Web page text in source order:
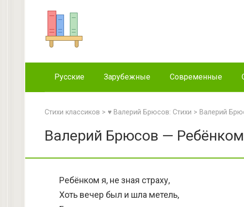
Русские Зарубежные Современные
Стихи классиков > ♥ Валерий Брюсов: Стихи > Валерий
Валерий Брюсов — Ребёнком
Ребёнком я, не зная страху,
Хоть вечер был и шла метель,